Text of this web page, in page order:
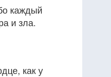
каждый
и зла.
как у